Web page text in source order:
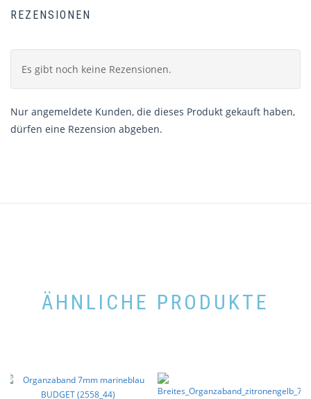
REZENSIONEN
Es gibt noch keine Rezensionen.
Nur angemeldete Kunden, die dieses Produkt gekauft haben,
dürfen eine Rezension abgeben.
ÄHNLICHE PRODUKTE